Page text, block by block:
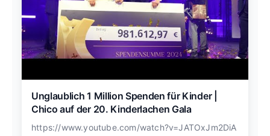
Unglaublich 1 Million Spenden für Kinder |
Chico auf der 20. Kinderlachen Gala
https://www.youtube.com/watch?v=JATOxJm2DiA